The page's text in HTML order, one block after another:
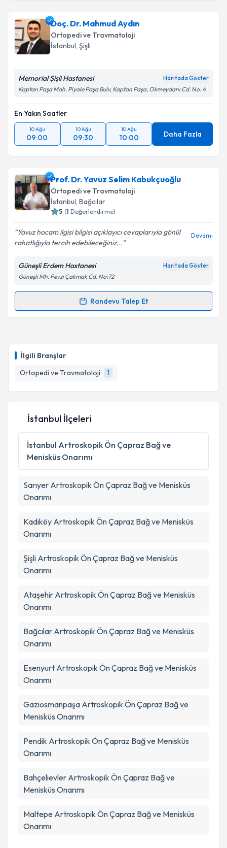
İlgili Branşlar
Ortopedi ve Travmatoloji
1
Doç. Dr. Mahmud Aydın
Ortopedi ve Travmatoloji
İstanbul, Şişli
Memorial Şişli Hastanesi Haritada Göster
Kaptan Paşa Mah. Piyale Paşa Bulv, Kaptan Paşa, Okmeydanı Cd. No: 4
En Yakın Saatler
10 Ağu
09:00
10 Ağu
09:30
10 Ağu
10:00 Daha Fazla
Prof. Dr. Yavuz Selim Kabukçuoğlu
Ortopedi ve Travmatoloji
İstanbul, Bağcılar
5 (1 Değerlendirme)
Yavuz hocam ilgisi bilgisi açıklayıcı cevaplarıyla gönül
rahatlığıyla tercih edebileceğiniz...
Devamı
Güneşli Erdem Hastanesi Haritada Göster
Güneşli Mh. Fevzi Çakmak Cd. No:72
Randevu Talep Et
Randevu Takvimi Talebi
almanız için bir takvim hazırlandığında e-posta ile
bilgilendireceğiz.
E-posta Adresiniz
Kişisel verilerimin işlenmesine ilişkin
Metni 'ni okudum ve kişisel verilerimin belirtilen
kapsamda işlenmesini kabul ediyorum.
Takvim Talebini Gönder
İstanbul İlçeleri
İstanbul Artroskopik Ön Çapraz Bağ ve
Menisküs Onarımı
Sarıyer Artroskopik Ön Çapraz Bağ ve Menisküs
Onarımı
Kadıköy Artroskopik Ön Çapraz Bağ ve Menisküs
Onarımı
Şişli Artroskopik Ön Çapraz Bağ ve Menisküs
Onarımı
Ataşehir Artroskopik Ön Çapraz Bağ ve Menisküs
Onarımı
Bağcılar Artroskopik Ön Çapraz Bağ ve Menisküs
Onarımı
Esenyurt Artroskopik Ön Çapraz Bağ ve Menisküs
Onarımı
Gaziosmanpaşa Artroskopik Ön Çapraz Bağ ve
Menisküs Onarımı
Pendik Artroskopik Ön Çapraz Bağ ve Menisküs
Onarımı
Bahçelievler Artroskopik Ön Çapraz Bağ ve
Menisküs Onarımı
Maltepe Artroskopik Ön Çapraz Bağ ve Menisküs
Onarımı